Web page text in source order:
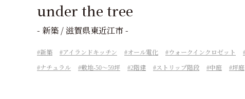
under the tree
- 新築 / 滋賀県東近江市 -
新築 アイランドキッチン オール電化 ウォークインクロゼット
ナチュラル 敷地-50～59坪 2階建 ストリップ階段 中庭 坪庭